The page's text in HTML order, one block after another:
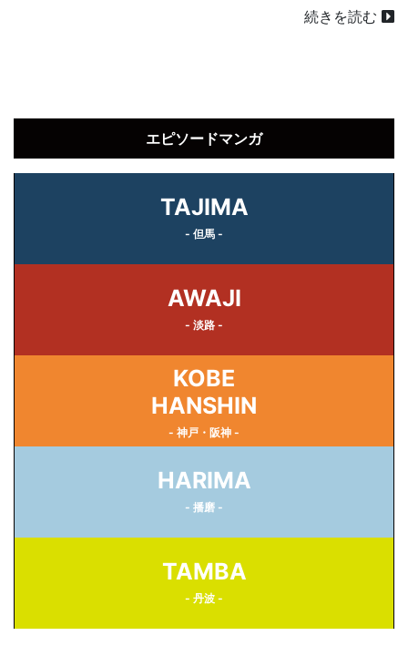
続きを読む
エピソードマンガ
TAJIMA
- 但馬 -
AWAJI
- 淡路 -
KOBE
HANSHIN
- 神戸・阪神 -
HARIMA
- 播磨 -
TAMBA
- 丹波 -